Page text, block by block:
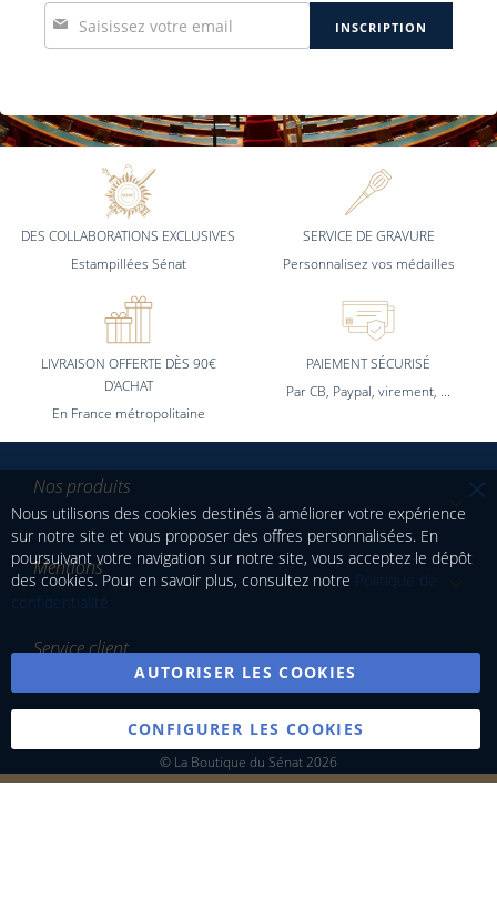
Inscription
:
INSCRIPTION
DES COLLABORATIONS EXCLUSIVES
Estampillées Sénat
SERVICE DE GRAVURE
Personnalisez vos médailles
LIVRAISON OFFERTE DÈS 90€
D'ACHAT
En France métropolitaine
PAIEMENT SÉCURISÉ
Par CB, Paypal, virement, ...
Nos produits
Mentions
Service client
© La Boutique du Sénat 2026
Nous utilisons des cookies destinés à améliorer votre expérience
sur notre site et vous proposer des offres personnalisées. En
poursuivant votre navigation sur notre site, vous acceptez le dépôt
des cookies. Pour en savoir plus, consultez notre
Politique de
confidentialité
AUTORISER LES COOKIES
CONFIGURER LES COOKIES